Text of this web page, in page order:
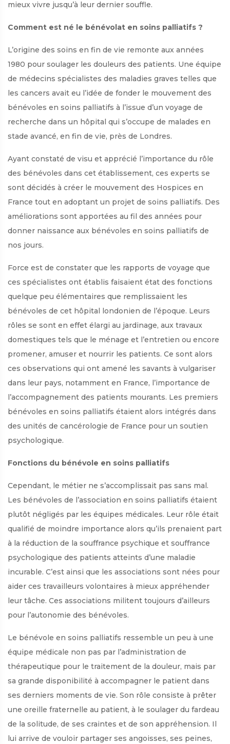
mieux vivre jusqu’à leur dernier souffle.
Comment est né le bénévolat en soins palliatifs ?
L’origine des soins en fin de vie remonte aux années
1980 pour soulager les douleurs des patients. Une équipe
de médecins spécialistes des maladies graves telles que
les cancers avait eu l’idée de fonder le mouvement des
bénévoles en soins palliatifs à l’issue d’un voyage de
recherche dans un hôpital qui s’occupe de malades en
stade avancé, en fin de vie, près de Londres.
Ayant constaté de visu et apprécié l’importance du rôle
des bénévoles dans cet établissement, ces experts se
sont décidés à créer le mouvement des Hospices en
France tout en adoptant un projet de soins palliatifs. Des
améliorations sont apportées au fil des années pour
donner naissance aux bénévoles en soins palliatifs de
nos jours.
Force est de constater que les rapports de voyage que
ces spécialistes ont établis faisaient état des fonctions
quelque peu élémentaires que remplissaient les
bénévoles de cet hôpital londonien de l’époque. Leurs
rôles se sont en effet élargi au jardinage, aux travaux
domestiques tels que le ménage et l’entretien ou encore
promener, amuser et nourrir les patients. Ce sont alors
ces observations qui ont amené les savants à vulgariser
dans leur pays, notamment en France, l’importance de
l’accompagnement des patients mourants. Les premiers
bénévoles en soins palliatifs étaient alors intégrés dans
des unités de cancérologie de France pour un soutien
psychologique.
Fonctions du bénévole en soins palliatifs
Cependant, le métier ne s’accomplissait pas sans mal.
Les bénévoles de l’association en soins palliatifs étaient
plutôt négligés par les équipes médicales. Leur rôle était
qualifié de moindre importance alors qu’ils prenaient part
à la réduction de la souffrance psychique et souffrance
psychologique des patients atteints d’une maladie
incurable. C’est ainsi que les associations sont nées pour
aider ces travailleurs volontaires à mieux appréhender
leur tâche. Ces associations militent toujours d’ailleurs
pour l’autonomie des bénévoles.
Le bénévole en soins palliatifs ressemble un peu à une
équipe médicale non pas par l’administration de
thérapeutique pour le traitement de la douleur, mais par
sa grande disponibilité à accompagner le patient dans
ses derniers moments de vie. Son rôle consiste à prêter
une oreille fraternelle au patient, à le soulager du fardeau
de la solitude, de ses craintes et de son appréhension. Il
lui arrive de vouloir partager ses angoisses, ses peines,